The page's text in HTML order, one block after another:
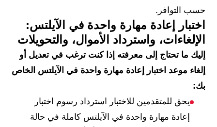
حسب التوافر.
اختبار إعادة مهارة واحدة في الآيلتس:
الإلغاءات، واسترداد الأموال، والتحويلات
إليك ما تحتاج إلى معرفته إذا كنت ترغب في تعديل أو
إلغاء موعد اختبار إعادة مهارة واحدة في الآيلتس الخاص
بك:
يحق للمتقدمين للاختبار استرداد رسوم اختبار
إعادة مهارة واحدة في الآيلتس كاملة في حالة